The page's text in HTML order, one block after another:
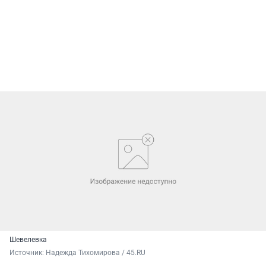
Шевелевка
Источник: Надежда Тихомирова / 45.RU